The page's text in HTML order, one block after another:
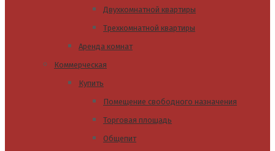
Двухкомнатной квартиры
Трехкомнатной квартиры
Аренда комнат
Коммерческая
Купить
Помещение свободного назначения
Торговая площадь
Общепит